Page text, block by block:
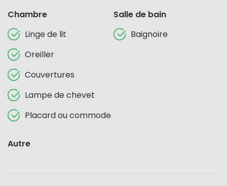
Chambre
Linge de lit
Oreiller
Couvertures
Lampe de chevet
Placard ou commode
Salle de bain
Baignoire
Autre